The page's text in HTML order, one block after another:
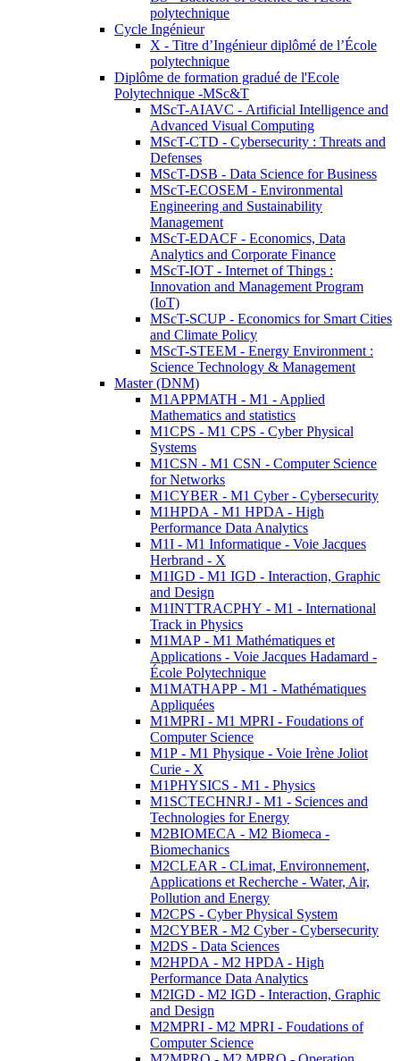
polytechnique
Cycle Ingénieur
X - Titre d’Ingénieur diplômé de l’École
polytechnique
Diplôme de formation gradué de l'Ecole
Polytechnique -MSc&T
MScT-AIAVC - Artificial Intelligence and
Advanced Visual Computing
MScT-CTD - Cybersecurity : Threats and
Defenses
MScT-DSB - Data Science for Business
MScT-ECOSEM - Environmental
Engineering and Sustainability
Management
MScT-EDACF - Economics, Data
Analytics and Corporate Finance
MScT-IOT - Internet of Things :
Innovation and Management Program
(IoT)
MScT-SCUP - Economics for Smart Cities
and Climate Policy
MScT-STEEM - Energy Environment :
Science Technology & Management
Master (DNM)
M1APPMATH - M1 - Applied
Mathematics and statistics
M1CPS - M1 CPS - Cyber Physical
Systems
M1CSN - M1 CSN - Computer Science
for Networks
M1CYBER - M1 Cyber - Cybersecurity
M1HPDA - M1 HPDA - High
Performance Data Analytics
M1I - M1 Informatique - Voie Jacques
Herbrand - X
M1IGD - M1 IGD - Interaction, Graphic
and Design
M1INTTRACPHY - M1 - International
Track in Physics
M1MAP - M1 Mathématiques et
Applications - Voie Jacques Hadamard -
École Polytechnique
M1MATHAPP - M1 - Mathématiques
Appliquées
M1MPRI - M1 MPRI - Foudations of
Computer Science
M1P - M1 Physique - Voie Irène Joliot
Curie - X
M1PHYSICS - M1 - Physics
M1SCTECHNRJ - M1 - Sciences and
Technologies for Energy
M2BIOMECA - M2 Biomeca -
Biomechanics
M2CLEAR - CLimat, Environnement,
Applications et Recherche - Water, Air,
Pollution and Energy
M2CPS - Cyber Physical System
M2CYBER - M2 Cyber - Cybersecurity
M2DS - Data Sciences
M2HPDA - M2 HPDA - High
Performance Data Analytics
M2IGD - M2 IGD - Interaction, Graphic
and Design
M2MPRI - M2 MPRI - Foudations of
Computer Science